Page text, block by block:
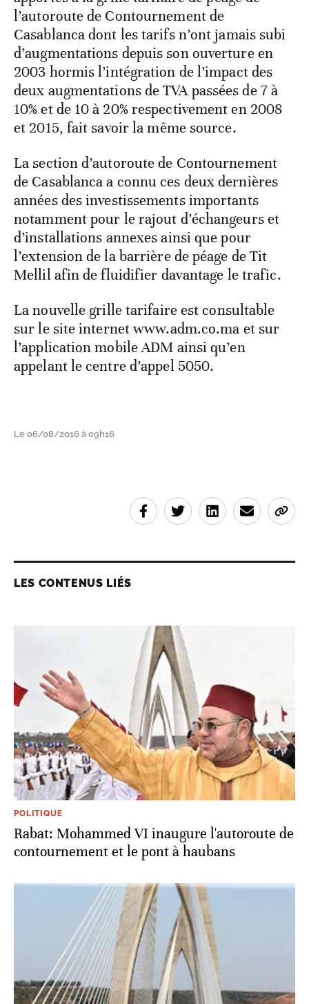
l’autoroute de Contournement de
Casablanca dont les tarifs n’ont jamais subi
d’augmentations depuis son ouverture en
2003 hormis l’intégration de l’impact des
deux augmentations de TVA passées de 7 à
10% et de 10 à 20% respectivement en 2008
et 2015, fait savoir la même source.
La section d’autoroute de Contournement
de Casablanca a connu ces deux dernières
années des investissements importants
notamment pour le rajout d’échangeurs et
d’installations annexes ainsi que pour
l’extension de la barrière de péage de Tit
Mellil afin de fluidifier davantage le trafic.
La nouvelle grille tarifaire est consultable
sur le site internet www.adm.co.ma et sur
l’application mobile ADM ainsi qu’en
appelant le centre d’appel 5050.
Le 06/08/2016 à 09h16
LES CONTENUS LIÉS
POLITIQUE
Rabat: Mohammed VI inaugure l'autoroute de
contournement et le pont à haubans